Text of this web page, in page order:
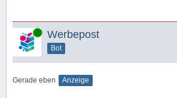
Online Werbepost
Bot
Gerade eben Anzeige